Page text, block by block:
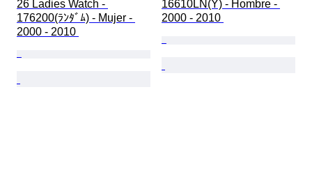
26 Ladies Watch -
176200(ﾗﾝﾀﾞﾑ) - Mujer -
2000 - 2010
16610LN(Y) - Hombre -
2000 - 2010